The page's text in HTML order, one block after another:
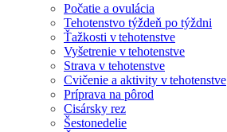
Počatie a ovulácia
Tehotenstvo týždeň po týždni
Ťažkosti v tehotenstve
Vyšetrenie v tehotenstve
Strava v tehotenstve
Cvičenie a aktivity v tehotenstve
Príprava na pôrod
Cisársky rez
Šestonedelie